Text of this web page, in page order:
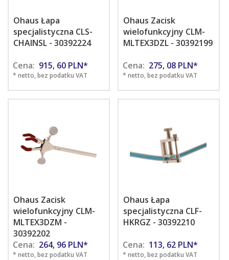
Ohaus Łapa
specjalistyczna CLS-
CHAINSL - 30392224
Cena: 915, 60 PLN*
* netto, bez podatku VAT
Ohaus Zacisk
wielofunkcyjny CLM-
MLTEX3DZL - 30392199
Cena: 275, 08 PLN*
* netto, bez podatku VAT
Ohaus Zacisk
wielofunkcyjny CLM-
MLTEX3DZM -
30392202
Cena: 264, 96 PLN*
* netto, bez podatku VAT
Ohaus Łapa
specjalistyczna CLF-
HKRGZ - 30392210
Cena: 113, 62 PLN*
* netto, bez podatku VAT